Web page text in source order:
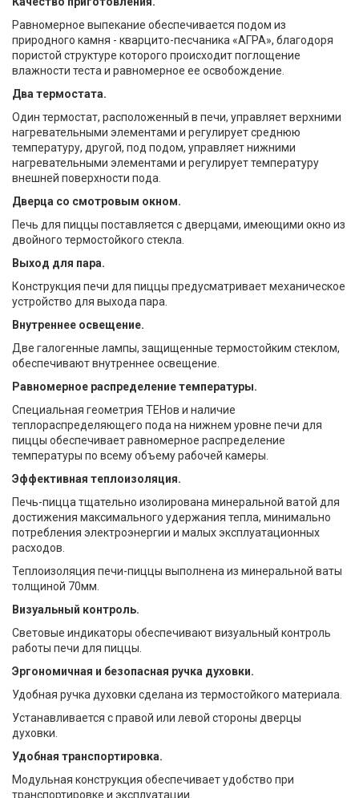
Равномерное выпекание обеспечивается подом из
природного камня - кварцито-песчаника «АГРА», благодоря
пористой структуре которого происходит поглощение
влажности теста и равномерное ее освобождение.
Два термостата.
Один термостат, расположенный в печи, управляет верхними
нагревательными элементами и регулирует среднюю
температуру, другой, под подом, управляет нижними
нагревательными элементами и регулирует температуру
внешней поверхности пода.
Дверца со смотровым окном.
Печь для пиццы поставляется с дверцами, имеющими окно из
двойного термостойкого стекла.
Выход для пара.
Конструкция печи для пиццы предусматривает механическое
устройство для выхода пара.
Внутреннее освещение.
Две галогенные лампы, защищенные термостойким стеклом,
обеспечивают внутреннее освещение.
Равномерное распределение температуры.
Специальная геометрия ТЕНов и наличие
теплораспределяющего пода на нижнем уровне печи для
пиццы обеспечивает равномерное распределение
температуры по всему объему рабочей камеры.
Эффективная теплоизоляция.
Печь-пицца тщательно изолирована минеральной ватой для
достижения максимального удержания тепла, минимально
потребления электроэнергии и малых эксплуатационных
расходов.
Теплоизоляция печи-пиццы выполнена из минеральной ваты
толщиной 70мм.
Визуальный контроль.
Световые индикаторы обеспечивают визуальный контроль
работы печи для пиццы.
Эргономичная и безопасная ручка духовки.
Удобная ручка духовки сделана из термостойкого материала.
Устанавливается с правой или левой стороны дверцы
духовки.
Удобная транспортировка.
Модульная конструкция обеспечивает удобство при
транспортировке и эксплуатации.